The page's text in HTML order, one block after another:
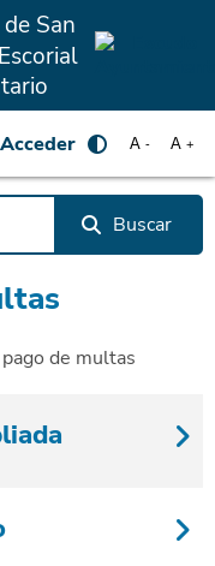
Acceder A +
A -
Buscar
de multas